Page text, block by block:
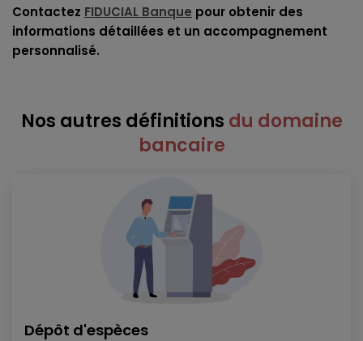
Contactez FIDUCIAL Banque pour obtenir des
informations détaillées et un accompagnement
personnalisé.
Nos autres définitions du domaine
bancaire
Dépôt d'espèces